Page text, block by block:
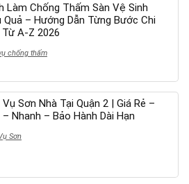
Làm Chống Thấm Sàn Vệ Sinh
Quả – Hướng Dẫn Từng Bước Chi
A-Z 2026
chống thấm
Vụ Sơn Nhà Tại Quận 2 | Giá Rẻ –
Nhanh – Bảo Hành Dài Hạn
Sơn